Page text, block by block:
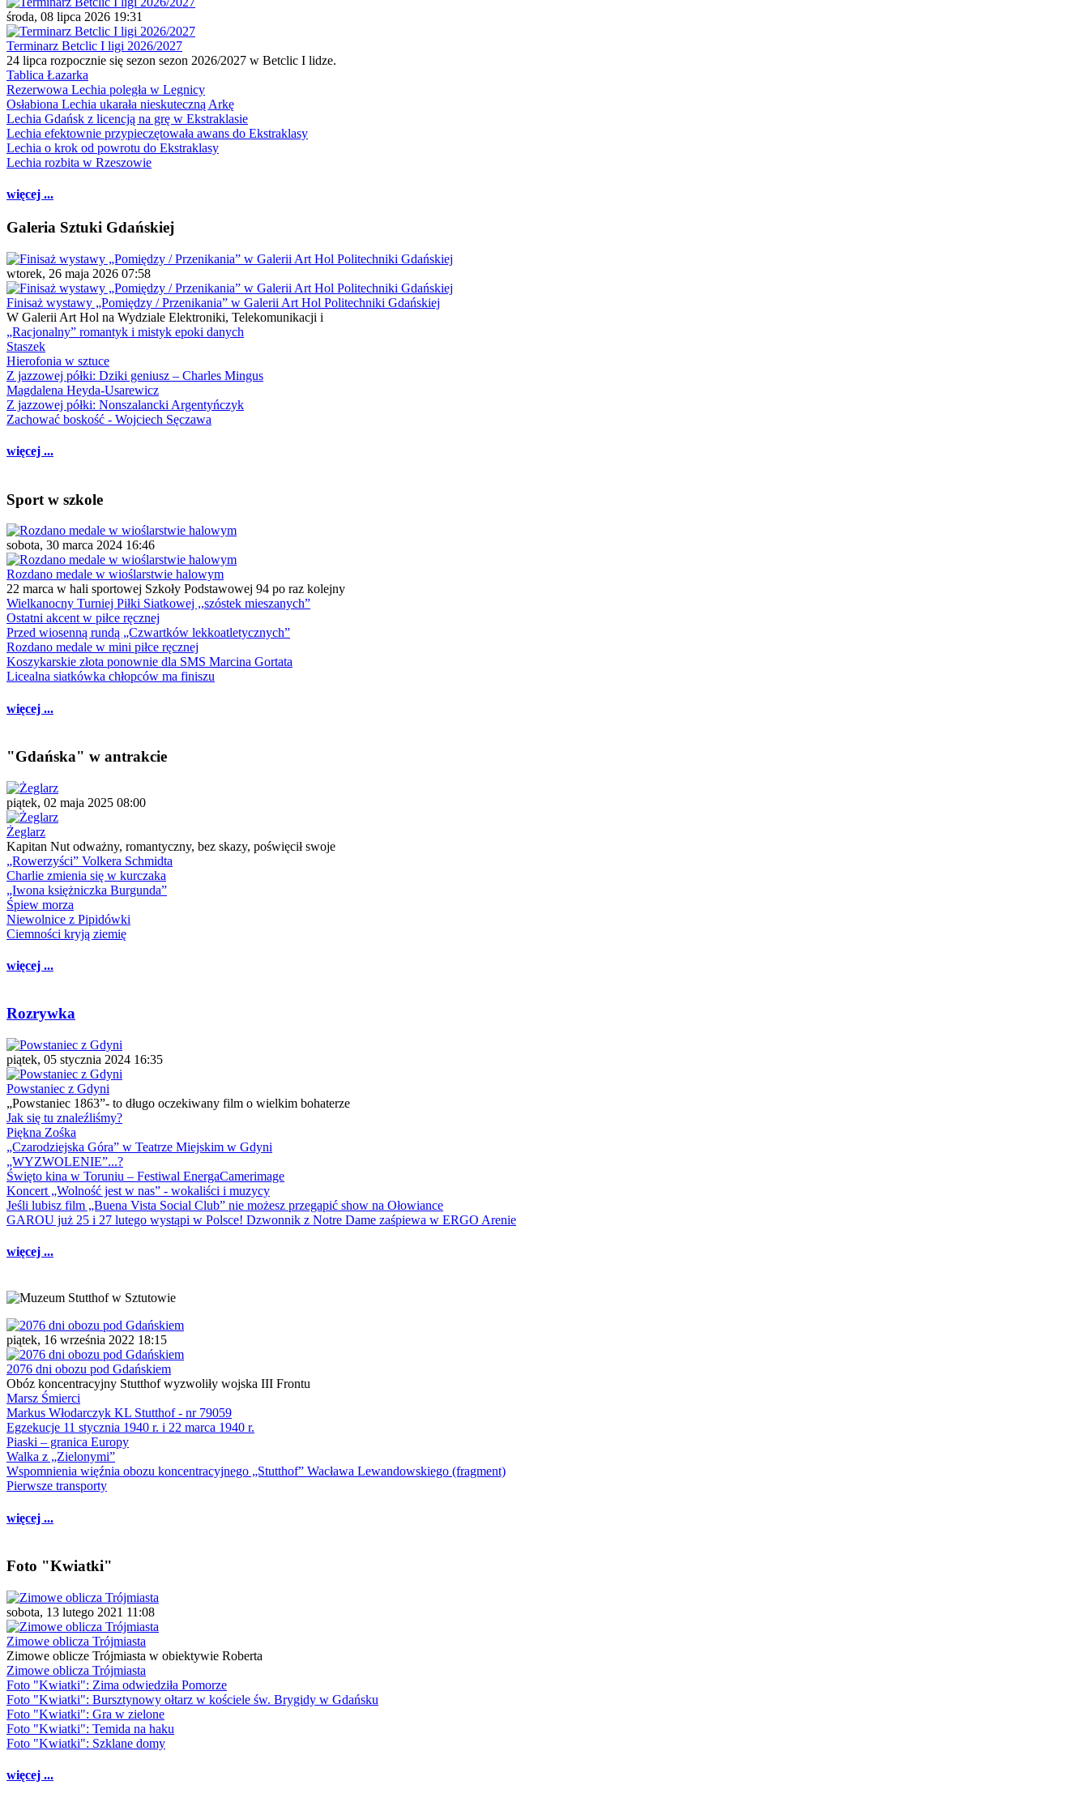
środa, 08 lipca 2026 19:31
Terminarz Betclic I ligi 2026/2027
24 lipca rozpocznie się sezon sezon 2026/2027 w Betclic I lidze.
Tablica Łazarka
Rezerwowa Lechia poległa w Legnicy
Osłabiona Lechia ukarała nieskuteczną Arkę
Lechia Gdańsk z licencją na grę w Ekstraklasie
Lechia efektownie przypieczętowała awans do Ekstraklasy
Lechia o krok od powrotu do Ekstraklasy
Lechia rozbita w Rzeszowie
więcej ...
Galeria Sztuki Gdańskiej
wtorek, 26 maja 2026 07:58
Finisaż wystawy „Pomiędzy / Przenikania” w Galerii Art Hol Politechniki Gdańskiej
W Galerii Art Hol na Wydziale Elektroniki, Telekomunikacji i
„Racjonalny” romantyk i mistyk epoki danych
Staszek
Hierofonia w sztuce
Z jazzowej półki: Dziki geniusz – Charles Mingus
Magdalena Heyda-Usarewicz
Z jazzowej półki: Nonszalancki Argentyńczyk
Zachować boskość - Wojciech Sęczawa
więcej ...
Sport w szkole
sobota, 30 marca 2024 16:46
Rozdano medale w wioślarstwie halowym
22 marca w hali sportowej Szkoły Podstawowej 94 po raz kolejny
Wielkanocny Turniej Piłki Siatkowej ,,szóstek mieszanych”
Ostatni akcent w piłce ręcznej
Przed wiosenną rundą „Czwartków lekkoatletycznych”
Rozdano medale w mini piłce ręcznej
Koszykarskie złota ponownie dla SMS Marcina Gortata
Licealna siatkówka chłopców ma finiszu
więcej ...
"Gdańska" w antrakcie
piątek, 02 maja 2025 08:00
Żeglarz
Kapitan Nut odważny, romantyczny, bez skazy, poświęcił swoje
„Rowerzyści” Volkera Schmidta
Charlie zmienia się w kurczaka
„Iwona księżniczka Burgunda”
Śpiew morza
Niewolnice z Pipidówki
Ciemności kryją ziemię
więcej ...
Rozrywka
piątek, 05 stycznia 2024 16:35
Powstaniec z Gdyni
„Powstaniec 1863”- to długo oczekiwany film o wielkim bohaterze
Jak się tu znaleźliśmy?
Piękna Zośka
„Czarodziejska Góra” w Teatrze Miejskim w Gdyni
„WYZWOLENIE”...?
Święto kina w Toruniu – Festiwal EnergaCamerimage
Koncert „Wolność jest w nas” - wokaliści i muzycy
Jeśli lubisz film „Buena Vista Social Club” nie możesz przegapić show na Ołowiance
GAROU już 25 i 27 lutego wystąpi w Polsce! Dzwonnik z Notre Dame zaśpiewa w ERGO Arenie
więcej ...
piątek, 16 września 2022 18:15
2076 dni obozu pod Gdańskiem
Obóz koncentracyjny Stutthof wyzwoliły wojska III Frontu
Marsz Śmierci
Markus Włodarczyk KL Stutthof - nr 79059
Egzekucje 11 stycznia 1940 r. i 22 marca 1940 r.
Piaski – granica Europy
Walka z „Zielonymi”
Wspomnienia więźnia obozu koncentracyjnego „Stutthof” Wacława Lewandowskiego (fragment)
Pierwsze transporty
więcej ...
Foto "Kwiatki"
sobota, 13 lutego 2021 11:08
Zimowe oblicza Trójmiasta
Zimowe oblicze Trójmiasta w obiektywie Roberta
Zimowe oblicza Trójmiasta
Foto "Kwiatki": Zima odwiedziła Pomorze
Foto "Kwiatki": Bursztynowy ołtarz w kościele św. Brygidy w Gdańsku
Foto "Kwiatki": Gra w zielone
Foto "Kwiatki": Temida na haku
Foto "Kwiatki": Szklane domy
więcej ...